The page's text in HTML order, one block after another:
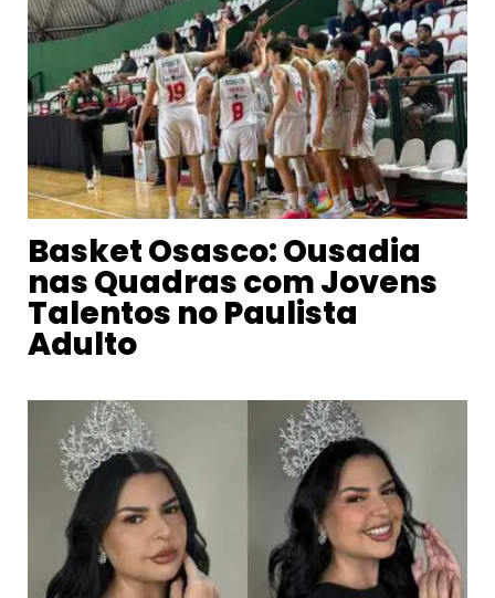
Basket Osasco: Ousadia
nas Quadras com Jovens
Talentos no Paulista
Adulto